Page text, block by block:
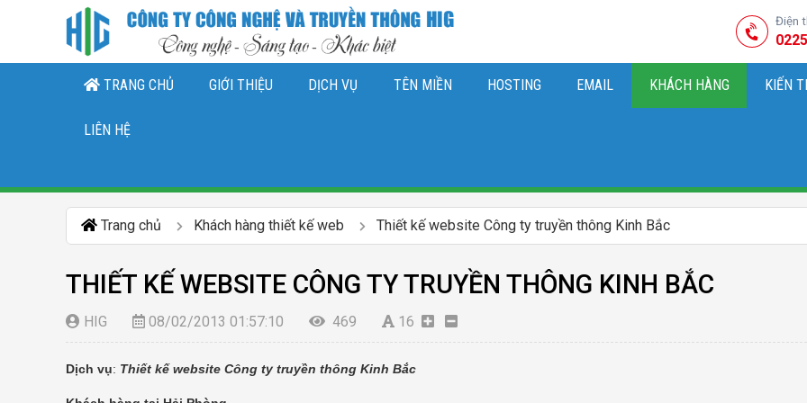
Điện
TRANG CHỦ GIỚI THIỆU DỊCH VỤ TÊN MIỀN HOSTING EMAIL KHÁCH HÀNG KIẾN
LIÊN HỆ
Trang chủ Khách hàng thiết kế web Thiết kế website Công ty truyền thông Kinh Bắc
THIẾT KẾ WEBSITE CÔNG TY TRUYỀN THÔNG KINH BẮC
HIG 08/02/2013 01:57:10 469 16
Dịch vụ: Thiết kế website Công ty truyền thông Kinh Bắc